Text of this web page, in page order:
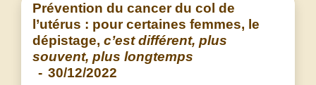
Prévention du cancer du col de
l’utérus : pour certaines femmes, le
dépistage, c’est différent, plus
souvent, plus longtemps
- 30/12/2022